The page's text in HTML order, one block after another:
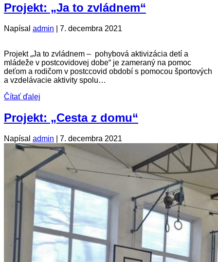
Projekt: „Ja to zvládnem“
Napísal admin 7. decembra 2021
Projekt „Ja to zvládnem – pohybová aktivizácia detí a
mládeže v postcovidovej dobe“ je zameraný na pomoc
deťom a rodičom v postccovid období s pomocou športových
a vzdelávacie aktivity spolu…
Čítať ďalej
Projekt: „Cesta z domu“
Napísal admin 7. decembra 2021